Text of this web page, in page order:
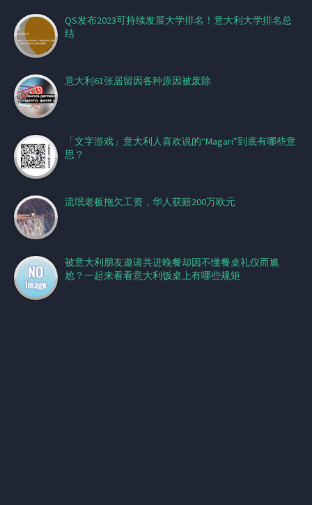
QS发布2023可持续发展大学排名！意大利大学排名总
结
意大利61张居留因各种原因被废除
「文字游戏」意大利人喜欢说的“Magari”到底有哪些意
思？
流氓老板拖欠工资，华人获赔200万欧元
被意大利朋友邀请共进晚餐却因不懂餐桌礼仪而尴
尬？一起来看看意大利饭桌上有哪些规矩